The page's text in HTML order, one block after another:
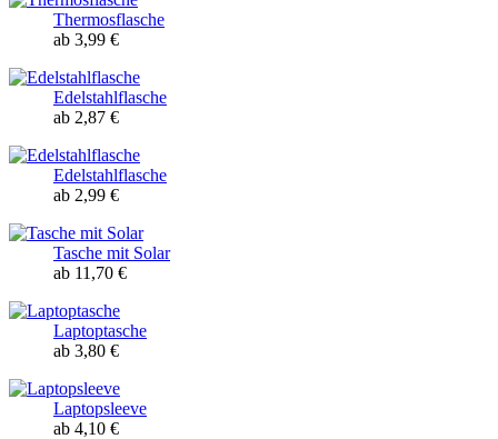
Thermosflasche
ab 3,99 €
Edelstahlflasche
ab 2,87 €
Edelstahlflasche
ab 2,99 €
Tasche mit Solar
ab 11,70 €
Laptoptasche
ab 3,80 €
Laptopsleeve
ab 4,10 €